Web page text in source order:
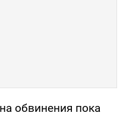
обвинения пока